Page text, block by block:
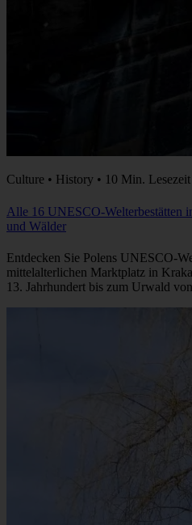
Culture • History • 10 Min. Lesezeit
Alle 16 UNESCO-Welterbestätten
und Wälder
Entdecken Sie Polens UNESCO-
mittelalterlichen Marktplatz in
13. Jahrhundert bis zum Urwald